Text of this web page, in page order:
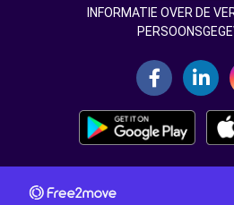
INFORMATIE OVER DE